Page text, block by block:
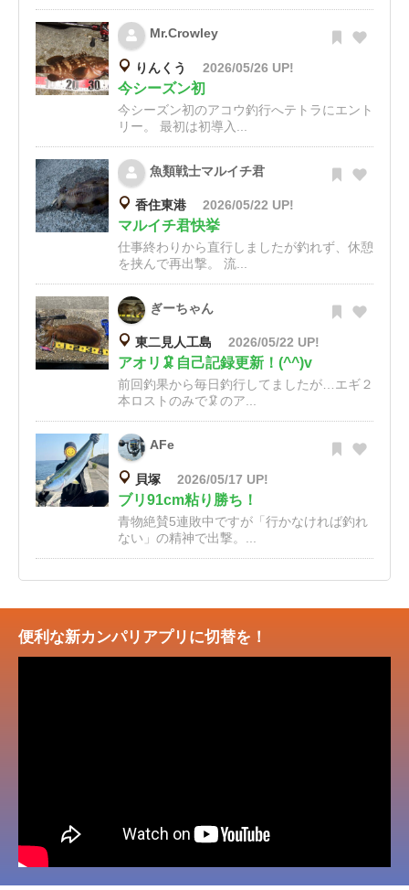
Mr.Crowley
りんくう 2026/05/26 UP!
今シーズン初
今シーズン初のアコウ釣行へテトラにエント
リー。 最初は初導入...
魚類戦士マルイチ君
香住東港 2026/05/22 UP!
マルイチ君快挙
仕事終わりから直行しましたが釣れず、休憩
を挟んで再出撃。 流...
ぎーちゃん
東二見人工島 2026/05/22 UP!
アオリ🦑自己記録更新！(^^)v
前回釣果から毎日釣行してましたが…エギ２
本ロストのみで🦑のア...
AFe
貝塚 2026/05/17 UP!
ブリ91cm粘り勝ち！
青物絶賛5連敗中ですが「行かなければ釣れ
ない」の精神で出撃。...
便利な新カンパリアプリに切替を！